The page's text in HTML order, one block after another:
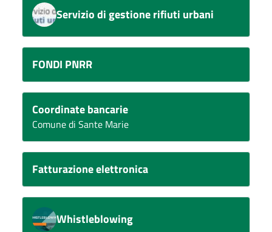
Servizio di gestione rifiuti urbani
FONDI PNRR
Coordinate bancarie
Comune di Sante Marie
Fatturazione elettronica
Whistleblowing